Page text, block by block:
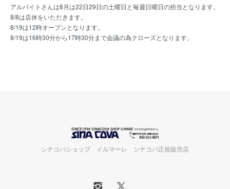
アルバイトさんは8月は22日29日の土曜日と毎週日曜日の担当となります。
8/8は店休をいただきます。
8/19は12時オープンとなります。
8/19は16時30分から17時30分まで会議の為クローズとなります。
シナコバショップ イルマーレ シナコバ正規販売店